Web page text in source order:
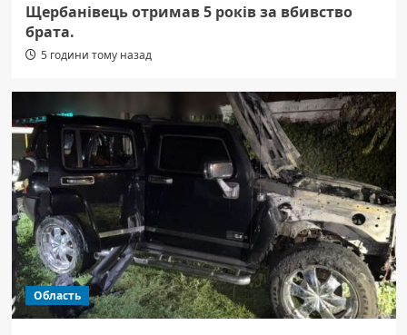
Щербанівець отримав 5 років за вбивство
брата.
5 години тому назад
Область